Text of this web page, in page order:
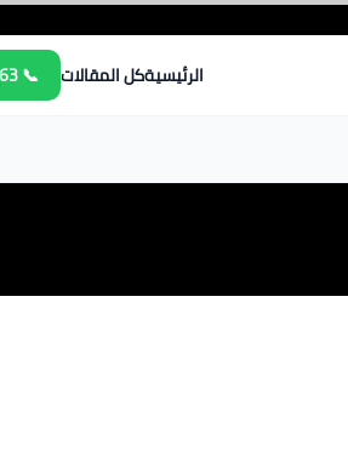
الرئيسيةكل المقالات 📞 01067626163